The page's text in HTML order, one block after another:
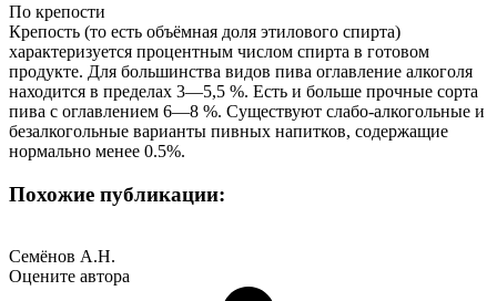
По крепости
Крепость (то есть объёмная доля этилового спирта)
характеризуется процентным числом спирта в готовом
продукте. Для большинства видов пива оглавление алкоголя
находится в пределах 3—5,5 %. Есть и больше прочные сорта
пива с оглавлением 6—8 %. Существуют слабо-алкогольные и
безалкогольные варианты пивных напитков, содержащие
нормально менее 0.5%.
Похожие публикации:
Семёнов А.Н.
Оцените автора